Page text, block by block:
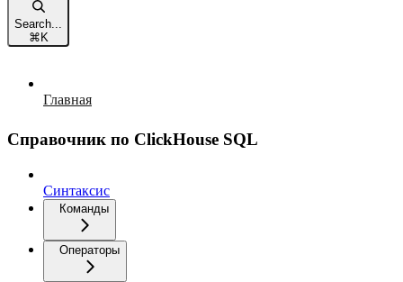
Search...
⌘ K
Главная
Справочник по ClickHouse SQL
Синтаксис
Команды
Операторы